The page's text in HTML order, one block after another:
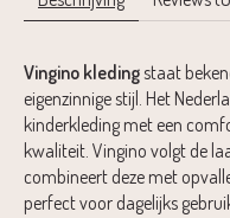
Vingino kledingstaat
eigenzinnige stijl. Het
kinderkleding met een
kwaliteit. Vingino volgt de
combineert deze met
perfect voor dagelijks